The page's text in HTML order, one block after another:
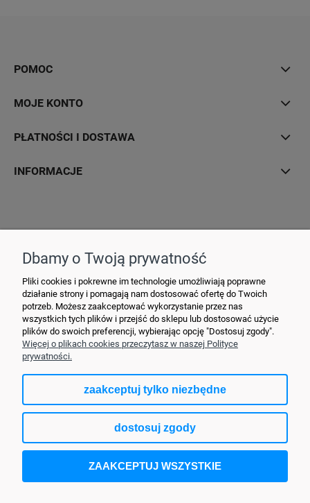
POMOC
MOJE KONTO
PŁATNOŚCI I DOSTAWA
INFORMACJE
+48790635548• MAIL: ydypl
Sklep internetowy Shoper.pl
Dbamy o Twoją prywatność
Pliki cookies i pokrewne im technologie umożliwiają poprawne
działanie strony i pomagają nam dostosować ofertę do Twoich
potrzeb. Możesz zaakceptować wykorzystanie przez nas
wszystkich tych plików i przejść do sklepu lub dostosować użycie
plików do swoich preferencji, wybierając opcję "Dostosuj zgody".
Więcej o plikach cookies przeczytasz w naszej Polityce
prywatności.
zaakceptuj tylko niezbędne
dostosuj zgody
ZAAKCEPTUJ WSZYSTKIE